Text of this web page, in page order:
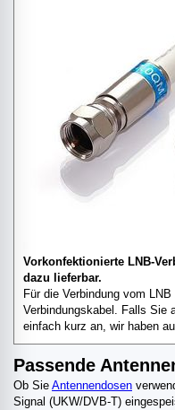
Vorkonfektionierte LNB-
dazu lieferbar.
Für die Verbindung vom
Verbindungskabel. Falls Sie
einfach kurz an, wir haben
Passende
Ob Sie Antennendosen
Signal (UKW/DVB-T)